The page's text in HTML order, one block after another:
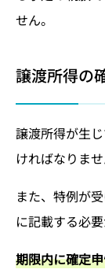
せん。
譲渡所得の
譲渡所得が生
ければなりませ
また、特例が
に記載する必要
期限内に確定